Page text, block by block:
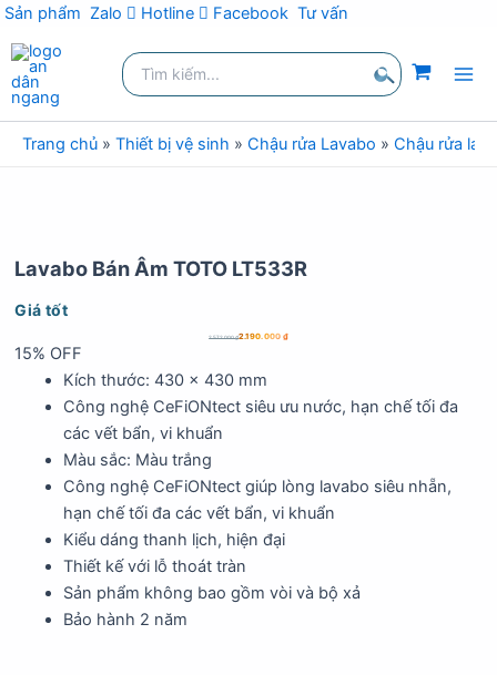
Sản phẩm Zalo Hotline Facebook Tư vấn
Nhảy
tới
nội
dung
Tìm
kiếm:
kiếm
Trang chủ » Thiết bị vệ sinh » Chậu rửa Lavabo » Chậu rửa
Lavabo Bán Âm TOTO LT533R
Giá tốt
2.572.000₫2.190.000 ₫
15% OFF
Kích thước: 430 x 430 mm
Công nghệ CeFiONtect siêu ưu nước, hạn chế tối đa
các vết bẩn, vi khuẩn
Màu sắc: Màu trắng
Công nghệ CeFiONtect giúp lòng lavabo siêu nhẵn,
hạn chế tối đa các vết bẩn, vi khuẩn
Kiểu dáng thanh lịch, hiện đại
Thiết kế với lỗ thoát tràn
Sản phẩm không bao gồm vòi và bộ xả
Bảo hành 2 năm